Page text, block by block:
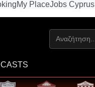
My PlaceJobs Cyprus